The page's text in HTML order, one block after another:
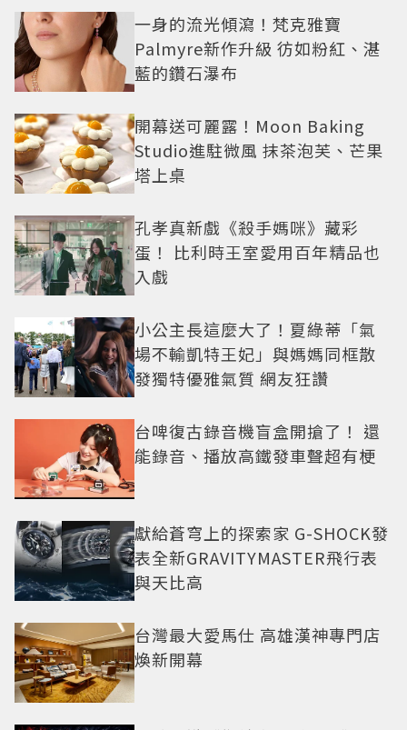
一身的流光傾瀉！梵克雅寶
Palmyre新作升級 彷如粉紅、湛
藍的鑽石瀑布
開幕送可麗露！Moon Baking
Studio進駐微風 抹茶泡芙、芒果
塔上桌
孔孝真新戲《殺手媽咪》藏彩
蛋！ 比利時王室愛用百年精品也
入戲
小公主長這麼大了！夏綠蒂「氣
場不輸凱特王妃」與媽媽同框散
發獨特優雅氣質 網友狂讚
台啤復古錄音機盲盒開搶了！ 還
能錄音、播放高鐵發車聲超有梗
獻給蒼穹上的探索家 G-SHOCK發
表全新GRAVITYMASTER飛行表
與天比高
台灣最大愛馬仕 高雄漢神專門店
煥新開幕